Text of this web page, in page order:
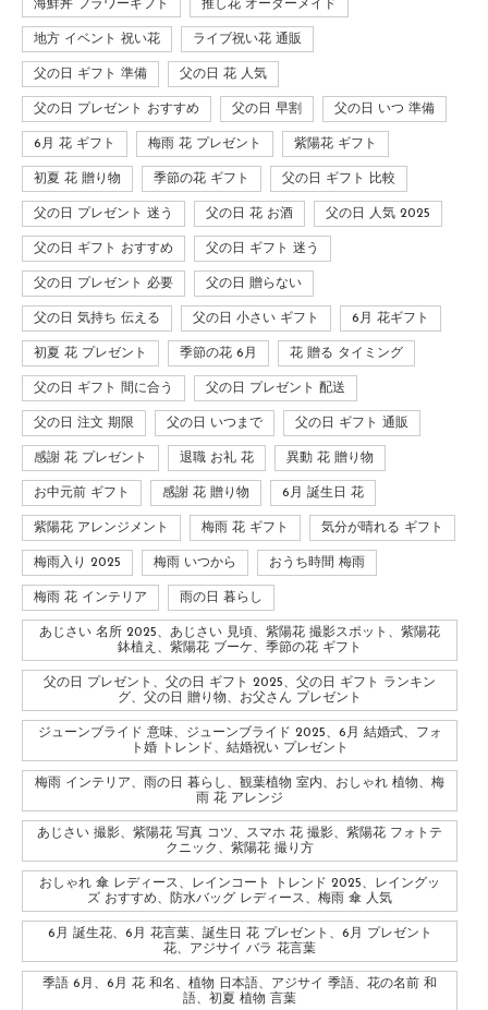
海鮮丼 フラワーギフト 推し花 オーダーメイド
地方 イベント 祝い花 ライブ祝い花 通販
父の日 ギフト 準備 父の日 花 人気
父の日 プレゼント おすすめ 父の日 早割 父の日 いつ 準備
6月 花 ギフト 梅雨 花 プレゼント 紫陽花 ギフト
初夏 花 贈り物 季節の花 ギフト 父の日 ギフト 比較
父の日 プレゼント 迷う 父の日 花 お酒 父の日 人気 2025
父の日 ギフト おすすめ 父の日 ギフト 迷う
父の日 プレゼント 必要 父の日 贈らない
父の日 気持ち 伝える 父の日 小さい ギフト 6月 花ギフト
初夏 花 プレゼント 季節の花 6月 花 贈る タイミング
父の日 ギフト 間に合う 父の日 プレゼント 配送
父の日 注文 期限 父の日 いつまで 父の日 ギフト 通販
感謝 花 プレゼント 退職 お礼 花 異動 花 贈り物
お中元前 ギフト 感謝 花 贈り物 6月 誕生日 花
紫陽花 アレンジメント 梅雨 花 ギフト 気分が晴れる ギフト
梅雨入り 2025 梅雨 いつから おうち時間 梅雨
梅雨 花 インテリア 雨の日 暮らし
あじさい 名所 2025、あじさい 見頃、紫陽花 撮影スポット、紫陽花
鉢植え、紫陽花 ブーケ、季節の花 ギフト
父の日 プレゼント、父の日 ギフト 2025、父の日 ギフト ランキン
グ、父の日 贈り物、お父さん プレゼント
ジューンブライド 意味、ジューンブライド 2025、6月 結婚式、フォ
ト婚 トレンド、結婚祝い プレゼント
梅雨 インテリア、雨の日 暮らし、観葉植物 室内、おしゃれ 植物、梅
雨 花 アレンジ
あじさい 撮影、紫陽花 写真 コツ、スマホ 花 撮影、紫陽花 フォトテ
クニック、紫陽花 撮り方
おしゃれ 傘 レディース、レインコート トレンド 2025、レイングッ
ズ おすすめ、防水バッグ レディース、梅雨 傘 人気
6月 誕生花、6月 花言葉、誕生日 花 プレゼント、6月 プレゼント
花、アジサイ バラ 花言葉
季語 6月、6月 花 和名、植物 日本語、アジサイ 季語、花の名前 和
語、初夏 植物 言葉